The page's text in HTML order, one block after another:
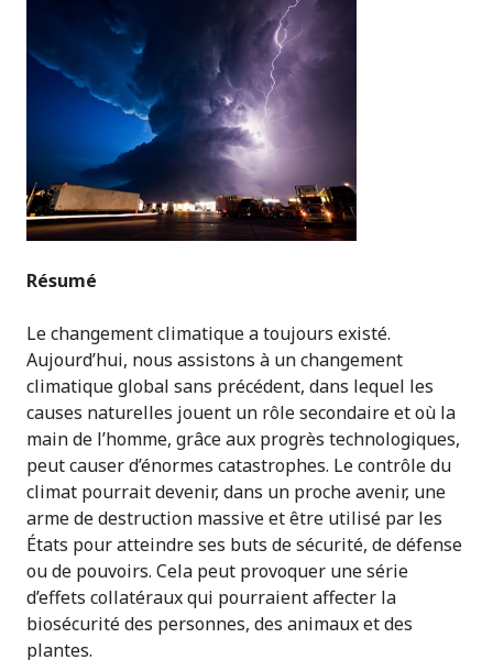
Résumé
Le changement climatique a toujours existé.
Aujourd’hui, nous assistons à un changement
climatique global sans précédent, dans lequel les
causes naturelles jouent un rôle secondaire et où la
main de l’homme, grâce aux progrès technologiques,
peut causer d’énormes catastrophes. Le contrôle du
climat pourrait devenir, dans un proche avenir, une
arme de destruction massive et être utilisé par les
États pour atteindre ses buts de sécurité, de défense
ou de pouvoirs. Cela peut provoquer une série
d’effets collatéraux qui pourraient affecter la
biosécurité des personnes, des animaux et des
plantes.